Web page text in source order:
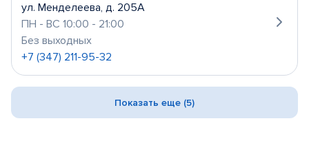
ул. Менделеева, д. 205А
ПН - ВС 10:00 - 21:00
Без выходных
+7 (347) 211-95-32
Показать еще (5)